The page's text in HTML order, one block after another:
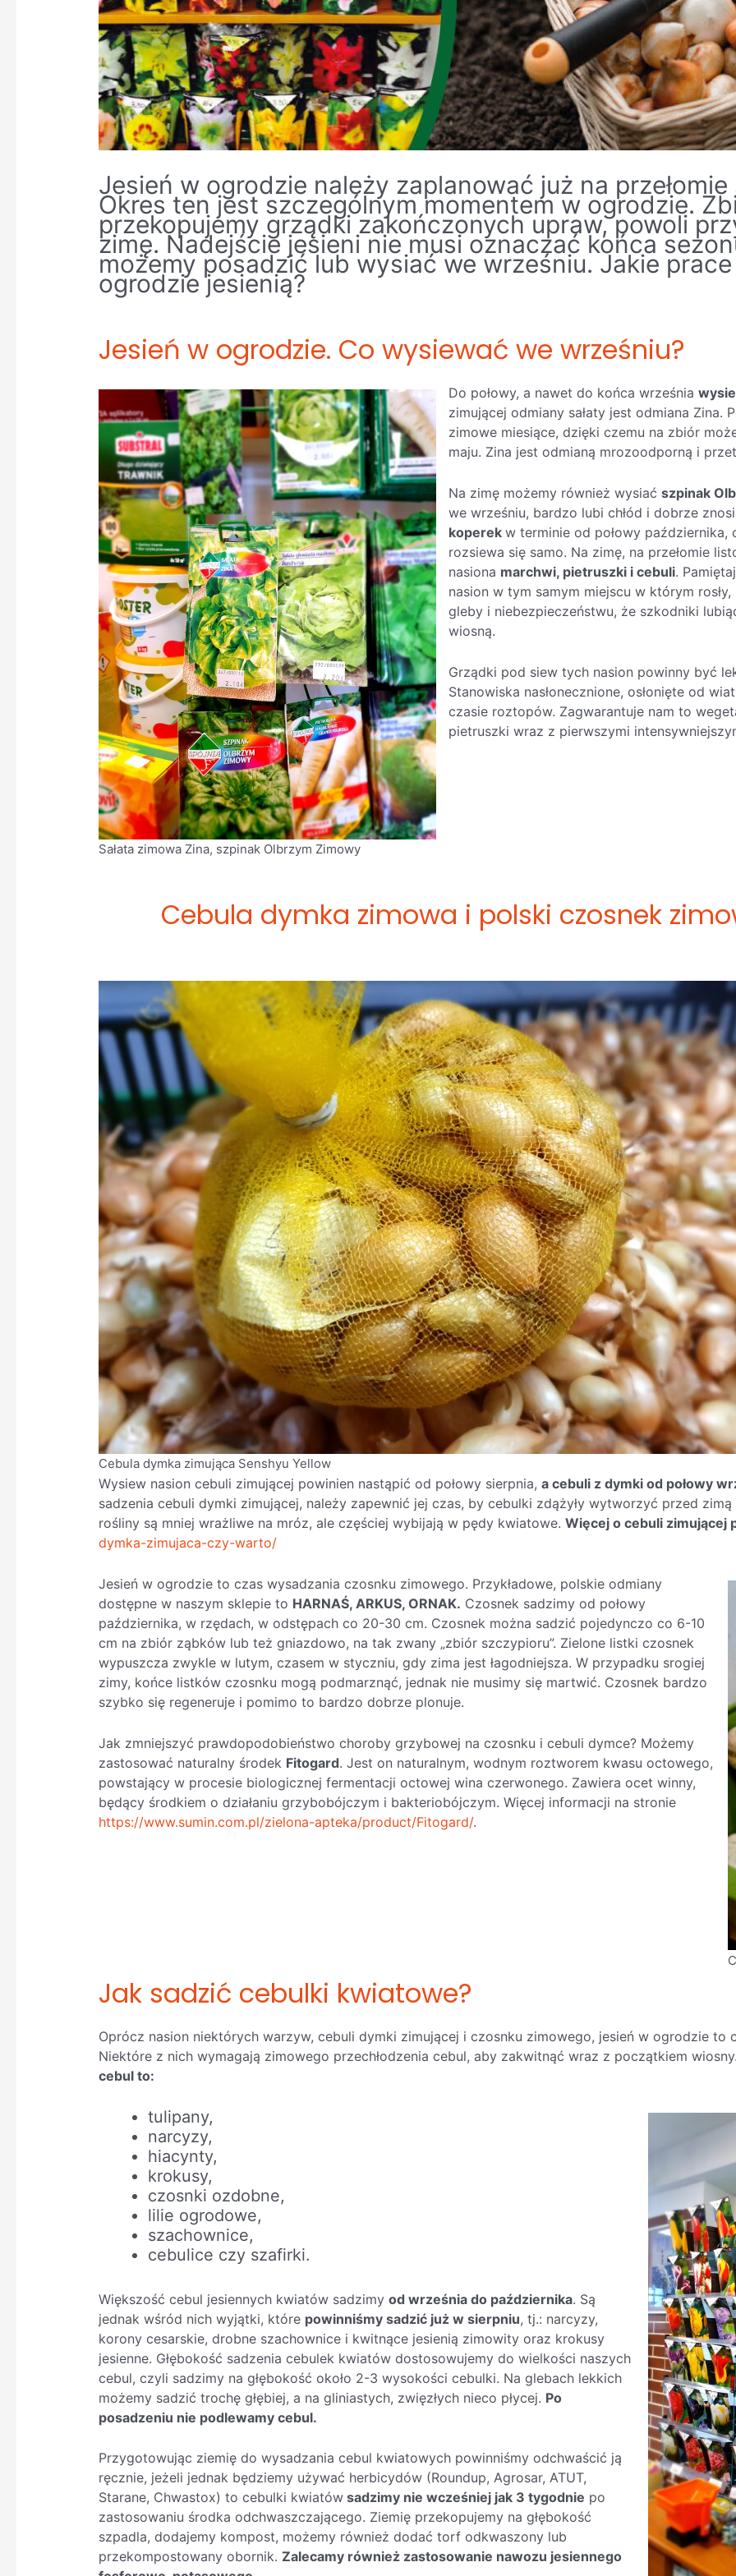
Jesień w ogrodzie należy zaplanować już na
Okres ten jest szczególnym momentem w ogrodzie.
przekopujemy grządki zakończonych upraw, powoli
zimę. Nadejście jesieni nie musi oznaczać końca
możemy posadzić lub wysiać we wrześniu. Jakie
ogrodzie jesienią?
Jesień w ogrodzie. Co wysiewać we wrześniu?
Sałata zimowa Zina, szpinak Olbrzym Zimowy
Do połowy, a nawet do końca września
zimującej odmiany sałaty jest odmiana Zina.
zimowe miesiące, dzięki czemu na zbiór
maju. Zina jest odmianą mrozoodporną i
Na zimę możemy również wysiaćszpinak
we wrześniu, bardzo lubi chłód i dobrze
koperekw terminie od połowy
rozsiewa się samo. Na zimę, na przełomie
nasiona marchwi, pietruszki i cebuli.
nasion w tym samym miejscu w którym
gleby i niebezpieczeństwu, że szkodniki
wiosną.
Grządki pod siew tych nasion powinny być
Stanowiska nasłonecznione, osłonięte od
czasie roztopów. Zagwarantuje nam to
pietruszki wraz z pierwszymi
Cebula dymka zimowa i polski czosnek
Cebula dymka zimująca Senshyu Yellow
Wysiew nasion cebuli zimującej powinien nastąpić od połowy sierpnia,a cebuli z dymki od połowy
sadzenia cebuli dymki zimującej, należy zapewnić jej czas, by cebulki zdążyły wytworzyć przed
rośliny są mniej wrażliwe na mróz, ale częściej wybijają w pędy kwiatowe.Więcej o cebuli zimującej
dymka-zimujaca-czy-warto/
Jesień w ogrodzie to czas wysadzania czosnku zimowego. Przykładowe, polskie odmiany
dostępne w naszym sklepie to HARNAŚ, ARKUS, ORNAK. Czosnek sadzimy od połowy
października, w rzędach, w odstępach co 20-30 cm. Czosnek można sadzić pojedynczo co 6-10
cm na zbiór ząbków lub też gniazdowo, na tak zwany „zbiór szczypioru”. Zielone listki czosnek
wypuszcza zwykle w lutym, czasem w styczniu, gdy zima jest łagodniejsza. W przypadku srogiej
zimy, końce listków czosnku mogą podmarznąć, jednak nie musimy się martwić. Czosnek bardzo
szybko się regeneruje i pomimo to bardzo dobrze plonuje.
Jak zmniejszyć prawdopodobieństwo choroby grzybowej na czosnku i cebuli dymce? Możemy
zastosować naturalny środek Fitogard. Jest on naturalnym, wodnym roztworem kwasu octowego,
powstający w procesie biologicznej fermentacji octowej wina czerwonego. Zawiera ocet winny,
będący środkiem o działaniu grzybobójczym i bakteriobójczym. Więcej informacji na stronie
https://www.sumin.com.pl/zielona-apteka/product/Fitogard/.
Jak sadzić cebulki kwiatowe?
Oprócz nasion niektórych warzyw, cebuli dymki zimującej i czosnku zimowego, jesień w ogrodzie to
Niektóre z nich wymagają zimowego przechłodzenia cebul, aby zakwitnąć wraz z początkiem
cebul to:
tulipany,
narcyzy,
hiacynty,
krokusy,
czosnki ozdobne,
lilie ogrodowe,
szachownice,
cebulice czy szafirki.
Większość cebul jesiennych kwiatów sadzimyod września do października. Są
jednak wśród nich wyjątki, które powinniśmy sadzić już w sierpniu, tj.: narcyzy,
korony cesarskie, drobne szachownice i kwitnące jesienią zimowity oraz krokusy
jesienne. Głębokość sadzenia cebulek kwiatów dostosowujemy do wielkości naszych
cebul, czyli sadzimy na głębokość około 2-3 wysokości cebulki. Na glebach lekkich
możemy sadzić trochę głębiej, a na gliniastych, zwięzłych nieco płycej. Po
posadzeniu nie podlewamy cebul.
Przygotowując ziemię do wysadzania cebul kwiatowych powinniśmy odchwaścić ją
ręcznie, jeżeli jednak będziemy używać herbicydów (Roundup, Agrosar, ATUT,
Starane, Chwastox) to cebulki kwiatów sadzimy nie wcześniej jak 3 tygodnie po
zastosowaniu środka odchwaszczającego. Ziemię przekopujemy na głębokość
szpadla, dodajemy kompost, możemy również dodać torf odkwaszony lub
przekompostowany obornik.Zalecamy również zastosowanie nawozu jesiennego